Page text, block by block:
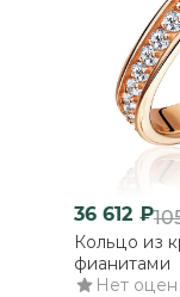
36 612 ₽
Кольцо из
фианитами
Нет